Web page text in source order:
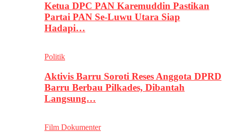
Ketua DPC PAN Karemuddin Pastikan
Partai PAN Se-Luwu Utara Siap
Hadapi…
Politik
Aktivis Barru Soroti Reses Anggota DPRD
Barru Berbau Pilkades, Dibantah
Langsung…
Film Dokumenter